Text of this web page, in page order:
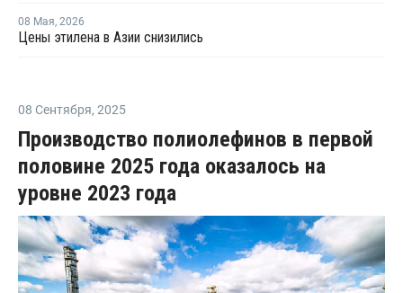
08 Мая, 2026
Цены этилена в Азии снизились
08 Сентября, 2025
Производство полиолефинов в первой
половине 2025 года оказалось на
уровне 2023 года